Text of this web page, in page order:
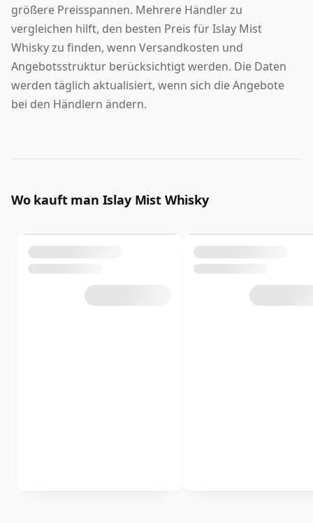
größere Preisspannen. Mehrere Händler zu
vergleichen hilft, den besten Preis für Islay Mist
Whisky zu finden, wenn Versandkosten und
Angebotsstruktur berücksichtigt werden. Die Daten
werden täglich aktualisiert, wenn sich die Angebote
bei den Händlern ändern.
Wo kauft man Islay Mist Whisky